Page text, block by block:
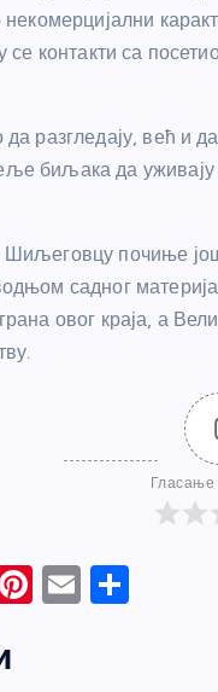
се контакти са
разгледају, већ и
биљака да уживају
почиње
садног
овог краја, а
Гласање
Pi E